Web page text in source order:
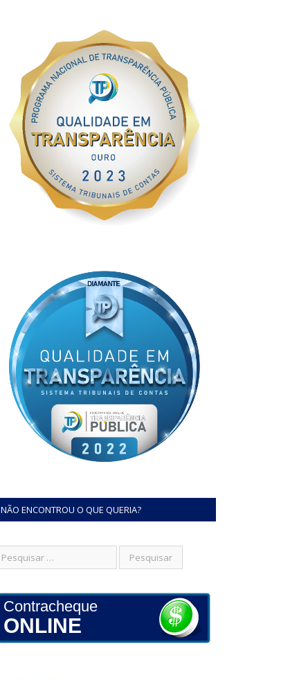
NÃO ENCONTROU O QUE QUERIA?
Contracheque
ONLINE